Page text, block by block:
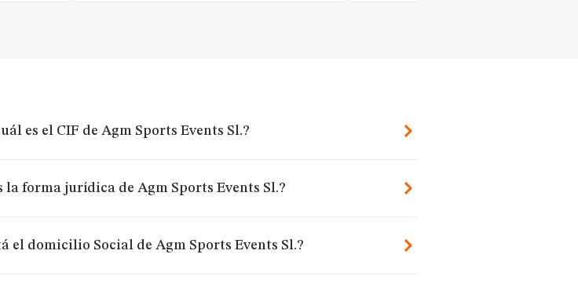
es el CIF de Agm Sports Events Sl.?
la forma jurídica de Agm Sports Events Sl.?
el domicilio Social de Agm Sports Events Sl.?